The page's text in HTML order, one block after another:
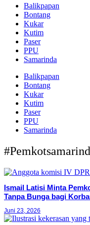
Balikpapan
Bontang
Kukar
Kutim
Paser
PPU
Samarinda
Balikpapan
Bontang
Kukar
Kutim
Paser
PPU
Samarinda
Ismail Latisi Minta
Tanpa Bunga bagi
Juni 23, 2026